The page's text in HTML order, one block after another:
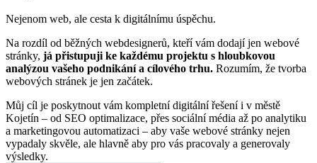
Nejenom web, ale cesta k digitálnímu úspěchu.
Na rozdíl od běžných webdesignerů, kteří vám dodají jen webové
stránky, já přistupuji ke každému projektu s hloubkovou
analýzou vašeho podnikání a cílového trhu. Rozumím, že tvorba
webových stránek je jen začátek.
Můj cíl je poskytnout vám kompletní digitální řešení i v městě
Kojetín – od SEO optimalizace, přes sociální média až po analytiku
a marketingovou automatizaci – aby vaše webové stránky nejen
vypadaly skvěle, ale hlavně aby pro vás pracovaly a generovaly
výsledky.